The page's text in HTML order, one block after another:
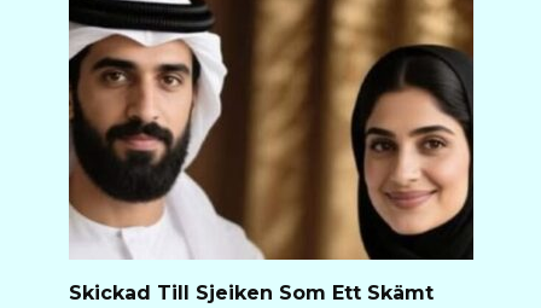
Skickad Till Sjeiken Som Ett Skämt